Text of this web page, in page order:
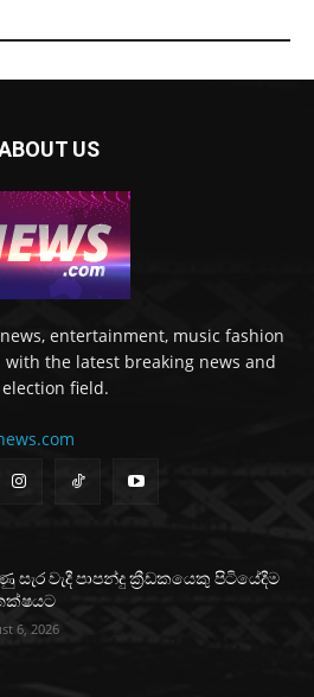
US
entertainment, music fashion
the latest breaking news and
field.
සැර වැදී පාපන්දු ක්‍රීඩකයෙකු පිටියේදීම
6, 2026